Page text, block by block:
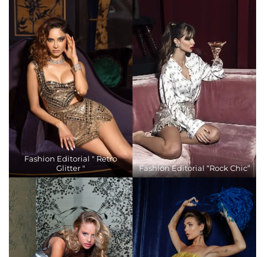
Fashion Editorial " Retro
Glitter "
Fashion Editorial “Rock Chic”